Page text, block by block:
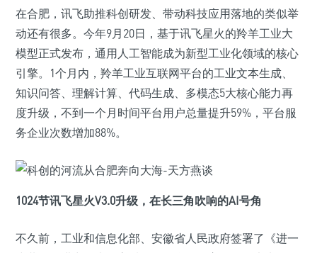
在合肥，讯飞助推科创研发、带动科技应用落地的类似举
动还有很多。今年9月20日，基于讯飞星火的羚羊工业大
模型正式发布，通用人工智能成为新型工业化领域的核心
引擎。1个月内，羚羊工业互联网平台的工业文本生成、
知识问答、理解计算、代码生成、多模态5大核心能力再
度升级，不到一个月时间平台用户总量提升59%，平台服
务企业次数增加88%。
1024节讯飞星火V3.0升级，在长三角吹响的AI号角
不久前，工业和信息化部、安徽省人民政府签署了《进一